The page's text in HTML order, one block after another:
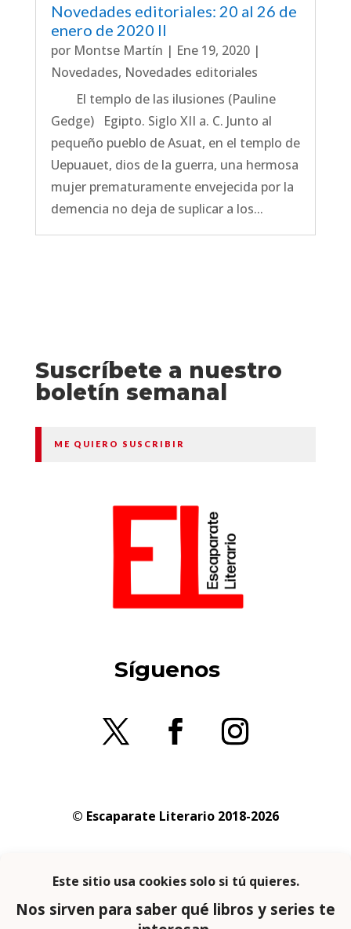
Novedades editoriales: 20 al 26 de
enero de 2020 II
por Montse Martín | Ene 19, 2020|
Novedades, Novedades editoriales
El templo de las ilusiones (Pauline
Gedge) Egipto. Siglo XII a. C. Junto al
pequeño pueblo de Asuat, en el templo de
Uepuauet, dios de la guerra, una hermosa
mujer prematuramente envejecida por la
demencia no deja de suplicar a los...
Suscríbete a nuestro
boletín semanal
ME QUIERO SUSCRIBIR
Síguenos
© Escaparate Literario 2018-2026
privacidad